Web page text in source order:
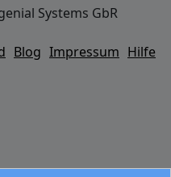
Systems GbR
Blog Impressum Hilfe